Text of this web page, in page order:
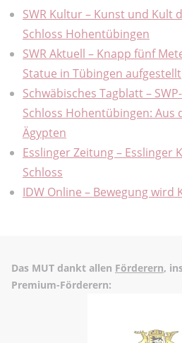
SWR Kultur – Kunst und Kult
Schloss Hohentübingen
SWR Aktuell – Knapp fünf
Statue in Tübingen aufgestellt
Schwäbisches Tagblatt –
Schloss Hohentübingen: Aus
Ägypten
Esslinger Zeitung– Esslinger
Schloss
IDW Online – Bewegung wird
Das MUT dankt allen Förderern,
Premium-Förderern: